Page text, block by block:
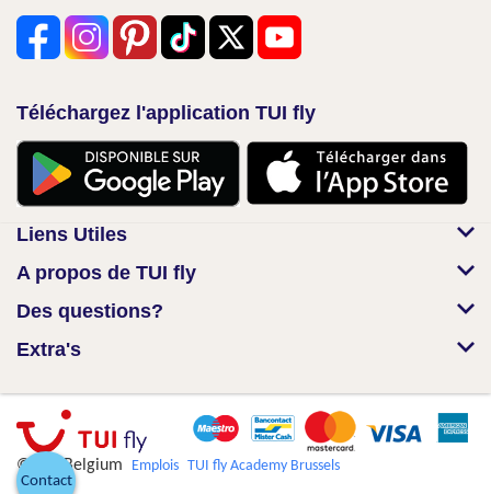
Téléchargez l'application TUI fly
Liens Utiles
A propos de TUI fly
Des questions?
Extra's
© TUI Belgium Emplois TUI fly Academy Brussels
Contact